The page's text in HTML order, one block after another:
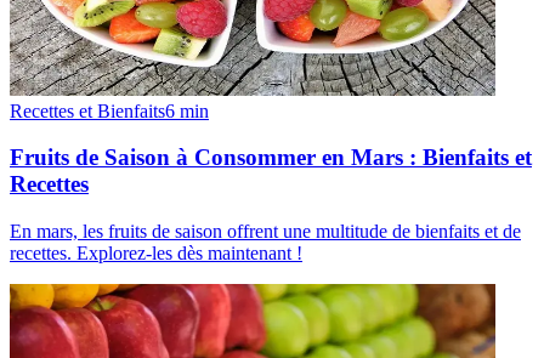
Recettes et Bienfaits6 min
Fruits de Saison à Consommer en Mars : Bienfaits et
Recettes
En mars, les fruits de saison offrent une multitude de bienfaits et de
recettes. Explorez-les dès maintenant !